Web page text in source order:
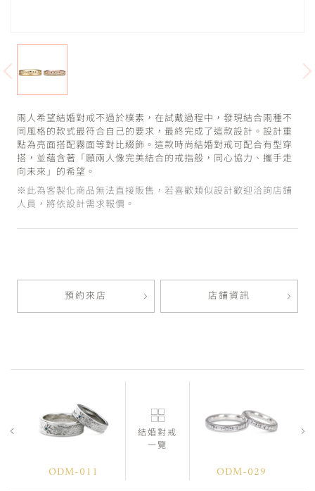
兩人希望結婚對戒不過於樸素，在試戴過程中，發現結合兩種不
同風格的款式最符合自己的要求，最終完成了這款設計。設計重
點為亮面搭配霧面等對比綴飾。這款時尚結婚對戒可配合有型穿
搭，並蘊含著「願兩人像完美結合的戒指般，同心協力、攜手走
向未來」的希望。
※此為客製化商品無法直接販售，若喜歡類似設計歡迎洽詢店鋪
人員，將依設計需求報價。
預約來店 店鋪資訊
ODM-011
結婚對戒
一覽
ODM-029